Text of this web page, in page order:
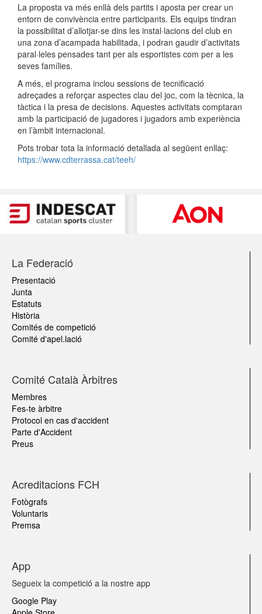
La proposta va més enllà dels partits i aposta per crear un
entorn de convivència entre participants. Els equips tindran
la possibilitat d’allotjar-se dins les instal·lacions del club en
una zona d’acampada habilitada, i podran gaudir d’activitats
paral·leles pensades tant per als esportistes com per a les
seves famílies.
A més, el programa inclou sessions de tecnificació
adreçades a reforçar aspectes clau del joc, com la tècnica, la
tàctica i la presa de decisions. Aquestes activitats comptaran
amb la participació de jugadores i jugadors amb experiència
en l’àmbit internacional.
Pots trobar tota la informació detallada al següent enllaç:
https://www.cdterrassa.cat/teeh/
La Federació
Presentació
Junta
Estatuts
Història
Comités de competició
Comité d'apel.lació
Comité Català Àrbitres
Membres
Fes-te àrbitre
Protocol en cas d'accident
Parte d'Accident
Preus
Acreditacions FCH
Fotògrafs
Voluntaris
Premsa
App
Segueix la competició a la nostre app
Google Play